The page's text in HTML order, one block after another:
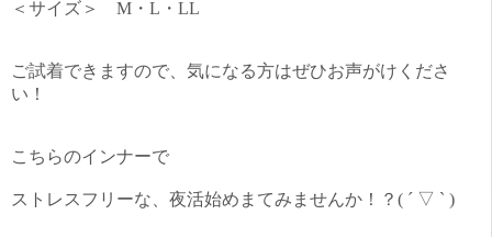
＜サイズ＞ M・L・LL
ご試着できますので、気になる方はぜひお声がけくださ
い！
こちらのインナーで
ストレスフリーな、夜活始めまてみませんか！？( ´ ▽ ` )